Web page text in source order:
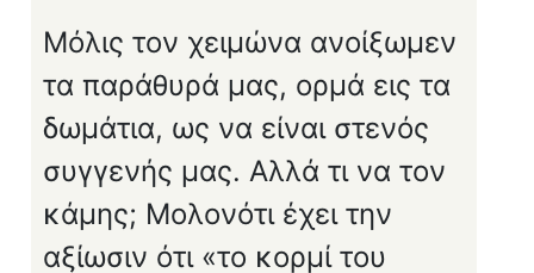
Μόλις τον χειμώνα ανοίξωμεν
τα παράθυρά μας, ορμά εις τα
δωμάτια, ως να είναι στενός
συγγε­νής μας. Αλλά τι να τον
κάμης; Μολονότι έχει την
αξίωσιν ότι «το κορμί του